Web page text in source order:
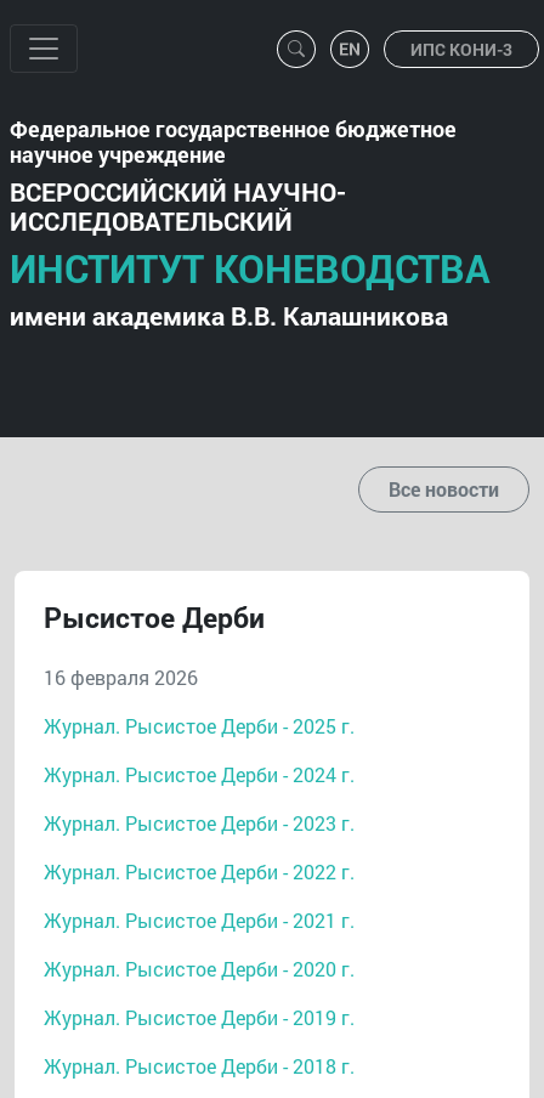
ИПС КОНИ-3
Федеральное государственное бюджетное
научное учреждение
ВСЕРОССИЙСКИЙ НАУЧНО-
ИССЛЕДОВАТЕЛЬСКИЙ
ИНСТИТУТ КОНЕВОДСТВА
имени академика В.В. Калашникова
Все новости
Рысистое Дерби
16 февраля 2026
Журнал. Рысистое Дерби - 2025 г.
Журнал. Рысистое Дерби - 2024 г.
Журнал. Рысистое Дерби - 2023 г.
Журнал. Рысистое Дерби - 2022 г.
Журнал. Рысистое Дерби - 2021 г.
Журнал. Рысистое Дерби - 2020 г.
Журнал. Рысистое Дерби - 2019 г.
Журнал. Рысистое Дерби - 2018 г.